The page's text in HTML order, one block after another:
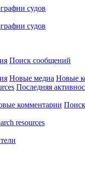
Поиск сообщений
Новые медиа Новые
Последняя
комментарии
resources